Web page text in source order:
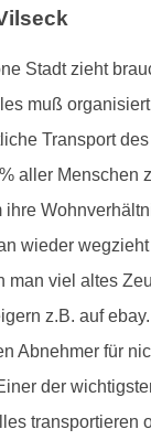
Stadt zieht
muß
Transport
aller Menschen
ihre
wieder
man viel altes
z.B. auf
Abnehmer für
der
transportieren